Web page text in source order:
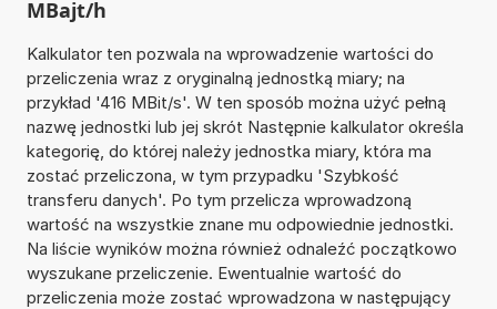
MBajt/h
Kalkulator ten pozwala na wprowadzenie wartości do
przeliczenia wraz z oryginalną jednostką miary; na
przykład '416 MBit/s'. W ten sposób można użyć pełną
nazwę jednostki lub jej skrót Następnie kalkulator określa
kategorię, do której należy jednostka miary, która ma
zostać przeliczona, w tym przypadku 'Szybkość
transferu danych'. Po tym przelicza wprowadzoną
wartość na wszystkie znane mu odpowiednie jednostki.
Na liście wyników można również odnaleźć początkowo
wyszukane przeliczenie. Ewentualnie wartość do
przeliczenia może zostać wprowadzona w następujący